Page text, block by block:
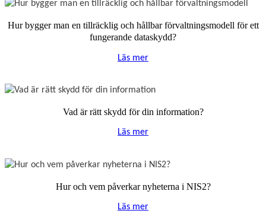
Hur bygger man en tillräcklig och hållbar förvaltningsmodell för ett
fungerande dataskydd?
Läs mer
Vad är rätt skydd för din information?
Läs mer
Hur och vem påverkar nyheterna i NIS2?
Läs mer